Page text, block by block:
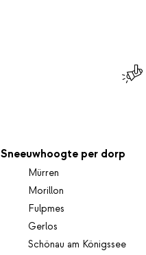
Sneeuwhoogte per dorp
Mürren
Morillon
Fulpmes
Gerlos
Schönau am Königssee